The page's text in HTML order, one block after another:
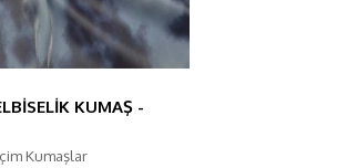
KUMAŞ -
Kumaşlar